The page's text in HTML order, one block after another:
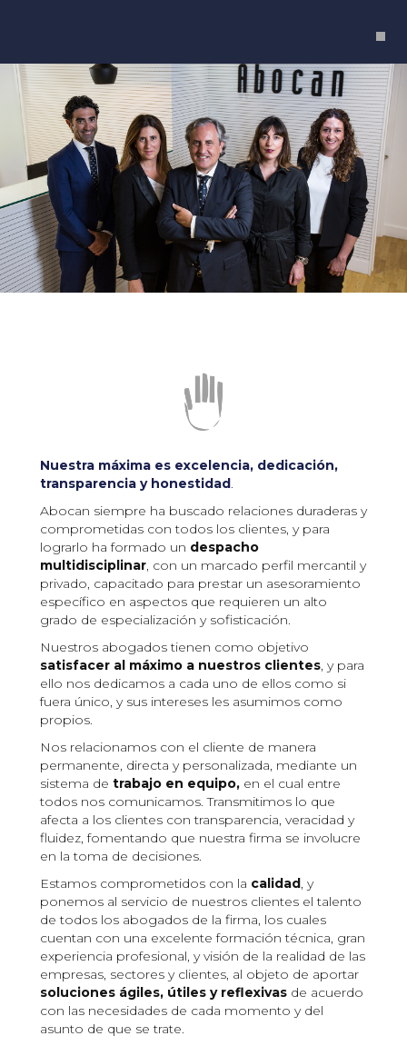
Nuestra máxima es excelencia, dedicación,
transparencia y honestidad.
Abocan siempre ha buscado relaciones duraderas y
comprometidas con todos los clientes, y para
lograrlo ha formado un despacho
multidisciplinar, con un marcado perfil mercantil y
privado, capacitado para prestar un asesoramiento
específico en aspectos que requieren un alto
grado de especialización y sofisticación.
Nuestros abogados tienen como objetivo
satisfacer al máximo a nuestros clientes, y para
ello nos dedicamos a cada uno de ellos como si
fuera único, y sus intereses les asumimos como
propios.
Nos relacionamos con el cliente de manera
permanente, directa y personalizada, mediante un
sistema de trabajo en equipo, en el cual entre
todos nos comunicamos. Transmitimos lo que
afecta a los clientes con transparencia, veracidad y
fluidez, fomentando que nuestra firma se involucre
en la toma de decisiones.
Estamos comprometidos con la calidad, y
ponemos al servicio de nuestros clientes el talento
de todos los abogados de la firma, los cuales
cuentan con una excelente formación técnica, gran
experiencia profesional, y visión de la realidad de las
empresas, sectores y clientes, al objeto de aportar
soluciones ágiles, útiles y reflexivas de acuerdo
con las necesidades de cada momento y del
asunto de que se trate.